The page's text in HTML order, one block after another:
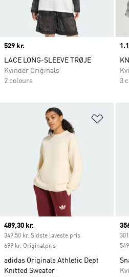
Price
529 kr.
LACE LONG-SLEEVE TRØJE
Kvinder Originals
2 colours
3
Føj
Current price
489,30 kr.
349,50 kr. Sidste laveste pris
699 kr. Originalpris
adidas Originals Athletic Dept
Knitted Sweater